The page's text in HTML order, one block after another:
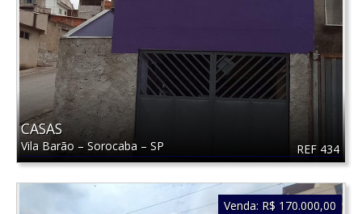
REF 434
CASAS
Vila Barão –Sorocaba – SP
Venda: R$ 170.000,00